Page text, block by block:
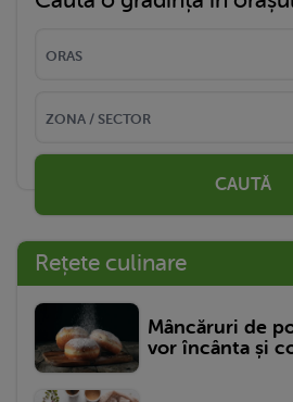
CAUTĂ
Rețete culinare
Mâncăruri de
vor încânta și